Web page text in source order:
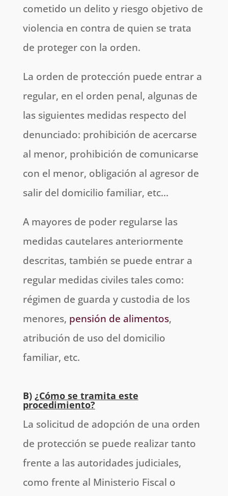
cometido un delito y riesgo objetivo de
violencia en contra de quien se trata
de proteger con la orden.
La orden de protección puede entrar a
regular, en el orden penal, algunas de
las siguientes medidas respecto del
denunciado: prohibición de acercarse
al menor, prohibición de comunicarse
con el menor, obligación al agresor de
salir del domicilio familiar, etc…
A mayores de poder regularse las
medidas cautelares anteriormente
descritas, también se puede entrar a
regular medidas civiles tales como:
régimen de guarda y custodia de los
menores, pensión de alimentos,
atribución de uso del domicilio
familiar, etc.
B) ¿Cómo se tramita este
procedimiento?
La solicitud de adopción de una orden
de protección se puede realizar tanto
frente a las autoridades judiciales,
como frente al Ministerio Fiscal o